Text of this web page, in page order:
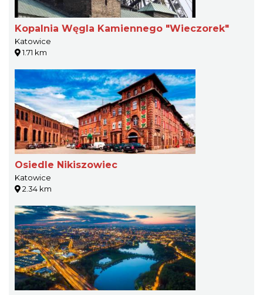
Kopalnia Węgla Kamiennego "Wieczorek"
Katowice
1.71 km
Osiedle Nikiszowiec
Katowice
2.34 km